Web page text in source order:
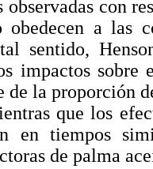
con
obedecen a las
sentido,
impactos sobre
de la proporción
que los
en tiempos
de palma